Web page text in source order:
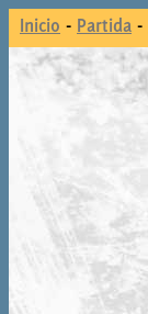
Inicio - Partida -